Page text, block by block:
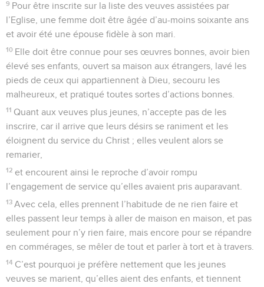
9 Pour être inscrite sur la liste des veuves assistées par
l’Eglise, une femme doit être âgée d’au-moins soixante ans
et avoir été une épouse fidèle à son mari.
10 Elle doit être connue pour ses œuvres bonnes, avoir bien
élevé ses enfants, ouvert sa maison aux étrangers, lavé les
pieds de ceux qui appartiennent à Dieu, secouru les
malheureux, et pratiqué toutes sortes d’actions bonnes.
11 Quant aux veuves plus jeunes, n’accepte pas de les
inscrire, car il arrive que leurs désirs se raniment et les
éloignent du service du Christ ; elles veulent alors se
remarier,
12 et encourent ainsi le reproche d’avoir rompu
l’engagement de service qu’elles avaient pris auparavant.
13 Avec cela, elles prennent l’habitude de ne rien faire et
elles passent leur temps à aller de maison en maison, et pas
seulement pour n’y rien faire, mais encore pour se répandre
en commérages, se mêler de tout et parler à tort et à travers.
14 C’est pourquoi je préfère nettement que les jeunes
veuves se marient, qu’elles aient des enfants, et tiennent